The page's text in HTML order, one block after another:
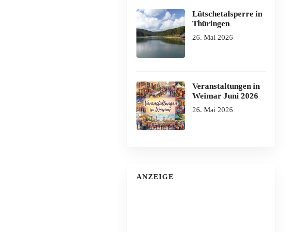
Lütschetalsperre in
Thüringen
26. Mai 2026
Veranstaltungen in
Weimar Juni 2026
26. Mai 2026
ANZEIGE